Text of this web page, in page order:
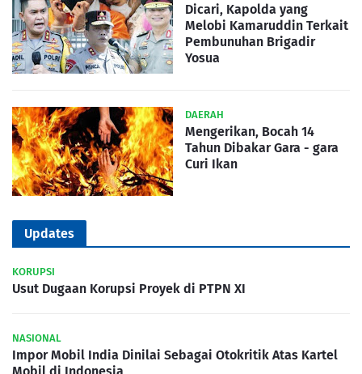
Dicari, Kapolda yang
Melobi Kamaruddin Terkait
Pembunuhan Brigadir
Yosua
DAERAH
Mengerikan, Bocah 14
Tahun Dibakar Gara - gara
Curi Ikan
Updates
KORUPSI
Usut Dugaan Korupsi Proyek di PTPN XI
NASIONAL
Impor Mobil India Dinilai Sebagai Otokritik Atas Kartel